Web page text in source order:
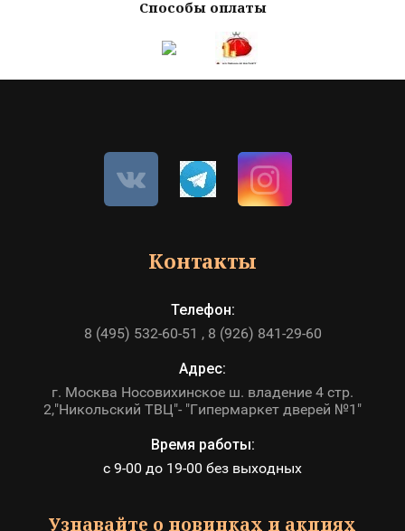
Способы оплаты
Контакты
Телефон:
8 (495) 532-60-51
8 (926) 841-29-60
Адрес:
г. Москва Носовихинское ш. владение 4 стр.
2,"Никольский ТВЦ"- "Гипермаркет дверей №1"
Время работы:
с 9-00 до 19-00 без выходных
Узнавайте о новинках и акциях